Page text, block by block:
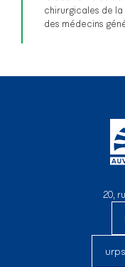
chirurgicales de
des médecins
20,